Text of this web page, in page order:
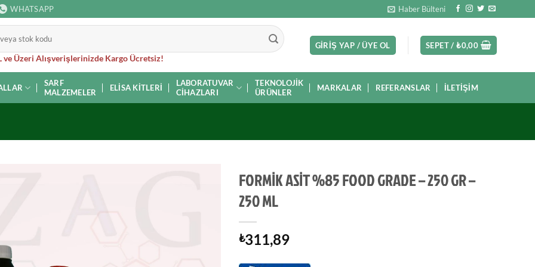
WHATSAPP Haber Bülteni
ve Üzeri Alışverişlerinizde Kargo Ücretsiz!
GIRIŞ YAP / ÜYE OL SEPET /₺0,00
SARF
MALZEMELER
ELISA KITLERI
LABORATUVAR
CIHAZLARI
TEKNOLOJIK
ÜRÜNLER
MARKALAR REFERANSLAR İLETIŞIM
FORMİK ASİT %85 FOOD GRADE – 250 GR –
250 ML
₺311,89